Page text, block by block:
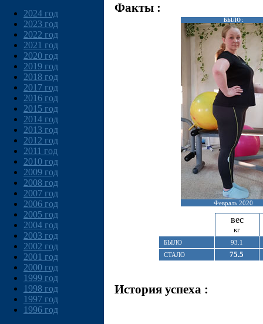
2024 год
2023 год
2022 год
2021 год
2020 год
2019 год
2018 год
2017 год
2016 год
2015 год
2014 год
2013 год
2012 год
2011 год
2010 год
2009 год
2008 год
2007 год
2006 год
2005 год
2004 год
2003 год
2002 год
2001 год
2000 год
1999 год
1998 год
1997 год
1996 год
Факты :
БЫЛО :
Февраль 2020
вес
кг
БЫЛО
93.1
СТАЛО
75.5
История успеха :